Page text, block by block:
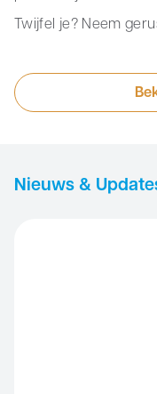
Twijfel je? Neem
Nieuws &